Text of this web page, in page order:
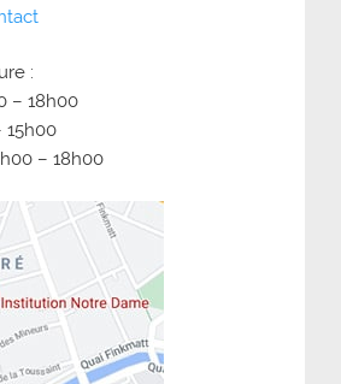
:
– 18h00
15h00
– 18h00